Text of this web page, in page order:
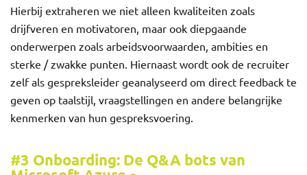
Hierbij extraheren we niet alleen kwaliteiten zoals
drijfveren en motivatoren, maar ook diepgaande
onderwerpen zoals arbeidsvoorwaarden, ambities en
sterke / zwakke punten. Hiernaast wordt ook de recruiter
zelf als gespreksleider geanalyseerd om direct feedback te
geven op taalstijl, vraagstellingen en andere belangrijke
kenmerken van hun gespreksvoering.
#3 Onboarding: De Q&A bots van